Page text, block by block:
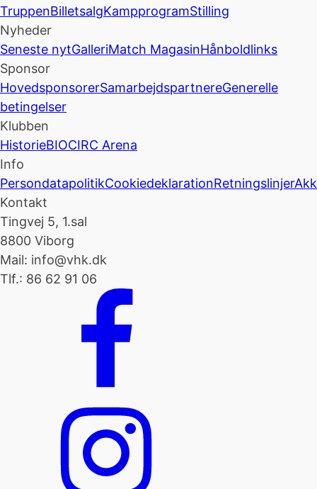
TruppenBilletsalgKampprogramStilling
Nyheder
Seneste nytGalleriMatch MagasinHånboldlinks
Sponsor
HovedsponsorerSamarbejdspartnereGenerelle
betingelser
Klubben
HistorieBIOCIRC Arena
Info
PersondatapolitikCookiedeklarationRetningslinjer
Kontakt
Tingvej 5, 1.sal
8800 Viborg
Mail: info@vhk.dk
Tlf.: 86 62 91 06